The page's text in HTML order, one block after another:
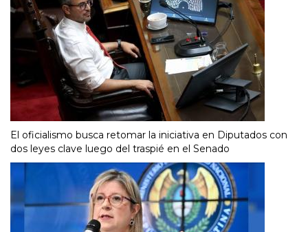
El oficialismo busca retomar la iniciativa en Diputados con
dos leyes clave luego del traspié en el Senado